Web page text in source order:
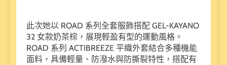
此次她以 ROAD 系列全套服飾搭配 GEL-KAYANO
32 女款奶茶棕，展現輕盈有型的運動風格。
ROAD 系列 ACTIBREEZE 平織外套結合多種機能
面料，具備輕量、防潑水與防撕裂特性，搭配有